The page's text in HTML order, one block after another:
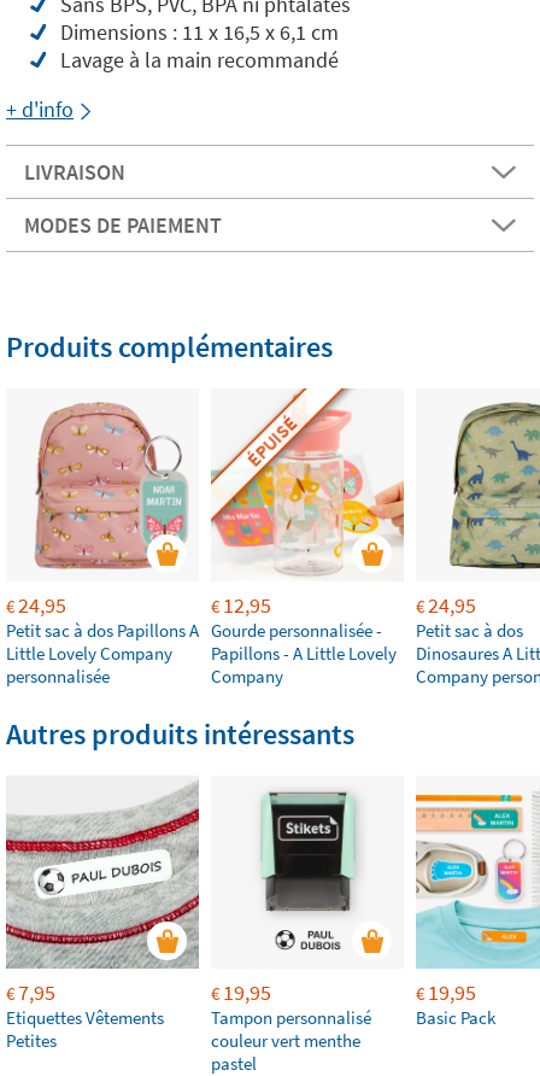
Dimensions : 11 x 16,5 x 6,1 cm
Lavage à la main recommandé
+ d'info
LIVRAISON
MODES DE PAIEMENT
Produits complémentaires
€24,95
Petit sac à dos Papillons A
Little Lovely Company
personnalisée
ÉPUISÉ
€12,95
Gourde personnalisée -
Papillons - A Little Lovely
Company
€24,95
Petit sac à dos
Dinosaures A
Company
Autres produits intéressants
€7,95
Etiquettes Vêtements
Petites
€19,95
Tampon personnalisé
couleur vert menthe
pastel
€19,95
Basic Pack